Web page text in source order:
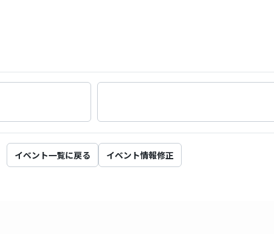
イベント一覧に戻る イベント情報修正